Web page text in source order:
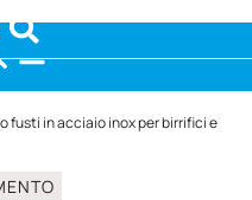
fusti in acciaio inox per birrifici e